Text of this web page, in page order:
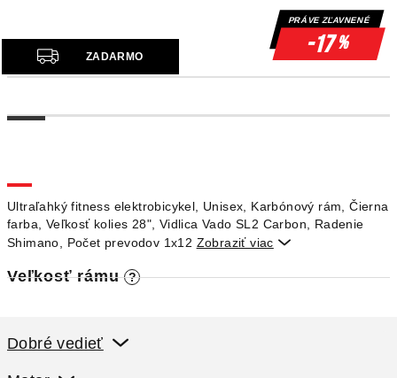
Ultraľahký fitness elektrobicykel, Unisex, Karbónový rám, Čierna
farba, Veľkosť kolies 28", Vidlica Vado SL2 Carbon, Radenie
Shimano, Počet prevodov 1x12 Zobraziť viac 
Veľkosť rámu ?
Z
A
A
ZADARMO
PRÁVE ZĽAVNENÉ
-17%
Dobré vedieť